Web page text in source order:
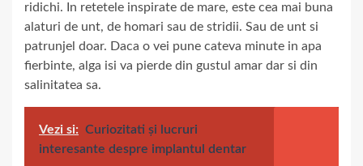
ridichi. In retetele inspirate de mare, este cea mai buna
alaturi de unt, de homari sau de stridii. Sau de unt si
patrunjel doar. Daca o vei pune cateva minute in apa
fierbinte, alga isi va pierde din gustul amar dar si din
salinitatea sa.
Vezi si: Curiozitati și lucruri
interesante despre implantul dentar